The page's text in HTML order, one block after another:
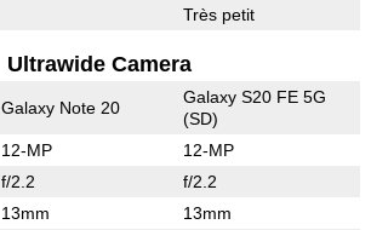
Très petit
Ultrawide Camera
Galaxy Note 20
Galaxy S20 FE 5G
(SD)
12-MP 12-MP
f/2.2 f/2.2
13mm 13mm